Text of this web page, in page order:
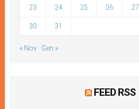
23 24 25 26 27
30 31
« Nov Gen »
FEED RSS